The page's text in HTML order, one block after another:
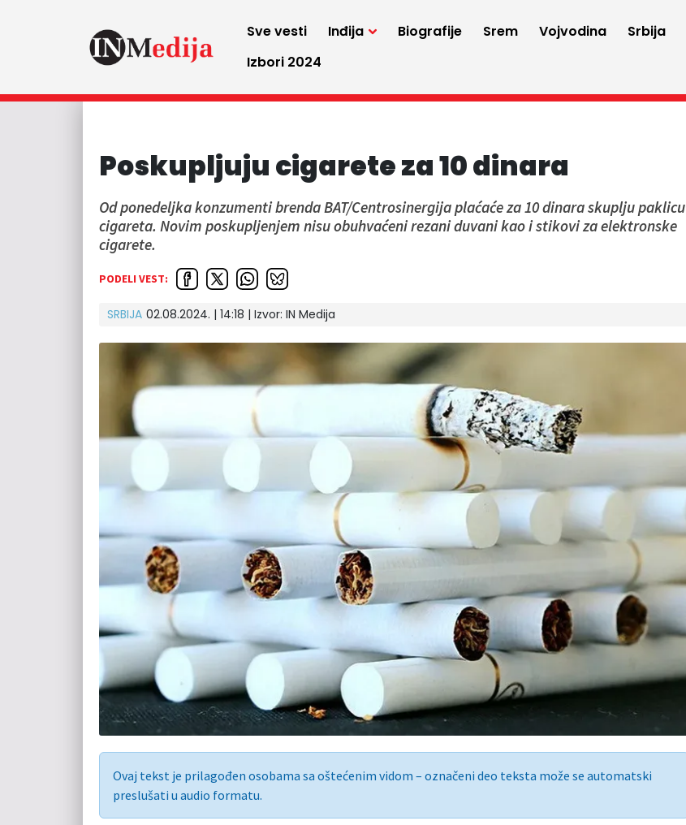
Sve vesti Inđija Biografije Srem Vojvodina Srbija
Izbori 2024
Poskupljuju cigarete za 10 dinara
Od ponedeljka konzumenti brenda BAT/Centrosinergija plaćaće za 10 dinara skuplju paklicu
cigareta. Novim poskupljenjem nisu obuhvaćeni rezani duvani kao i stikovi za elektronske
cigarete.
PODELI VEST:
SRBIJA 02.08.2024. | 14:18 | Izvor: IN Medija
Ovaj tekst je prilagođen osobama sa oštećenim vidom – označeni deo teksta može se automatski
preslušati u audio formatu.